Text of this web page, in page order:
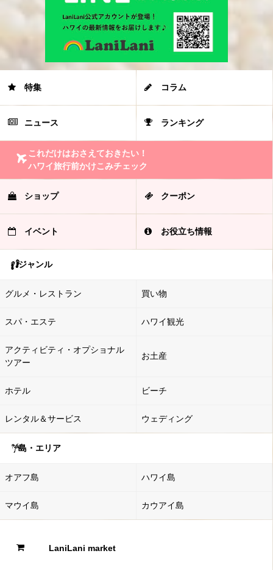
特集 コラム
ニュース ランキング
これだけはおさえておきたい！
ハワイ旅行前かけこみチェック
ショップ クーポン
イベント お役立ち情報
ジャンル
グルメ・レストラン 買い物
スパ・エステ ハワイ観光
アクティビティ・オプショナル
ツアー
お土産
ホテル ビーチ
レンタル＆サービス ウェディング
島・エリア
オアフ島 ハワイ島
マウイ島 カウアイ島
LaniLani market